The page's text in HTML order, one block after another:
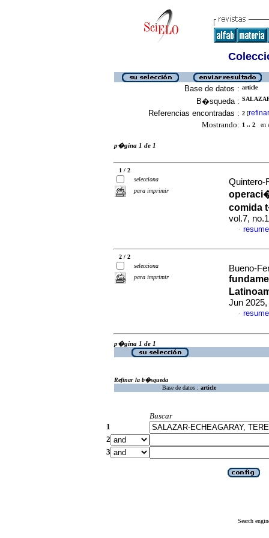
Base de datos : article
B�squeda :
Referencias encontradas : 2 [refinar
Mostrando: 1 .. 2 en
p�gina 1 de 1
1 / 2
selecciona
para imprimir
comida
vol.7,
·
2 / 2
selecciona
para imprimir
Bueno-
Jun
·
p�gina 1 de 1
Refinar la b�squeda
Base de datos : article
Buscar
1
2
3
Search